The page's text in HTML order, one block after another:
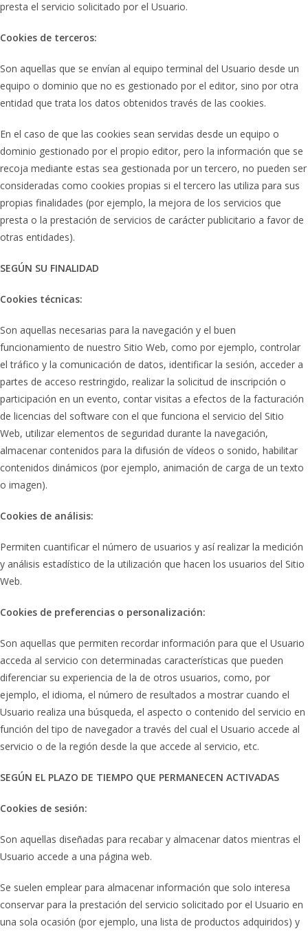
presta el servicio solicitado por el Usuario.
Cookies de terceros:
Son aquellas que se envían al equipo terminal del Usuario desde un
equipo o dominio que no es gestionado por el editor, sino por otra
entidad que trata los datos obtenidos través de las cookies.
En el caso de que las cookies sean servidas desde un equipo o
dominio gestionado por el propio editor, pero la información que se
recoja mediante estas sea gestionada por un tercero, no pueden ser
consideradas como cookies propias si el tercero las utiliza para sus
propias finalidades (por ejemplo, la mejora de los servicios que
presta o la prestación de servicios de carácter publicitario a favor de
otras entidades).
SEGÚN SU FINALIDAD
Cookies técnicas:
Son aquellas necesarias para la navegación y el buen
funcionamiento de nuestro Sitio Web, como por ejemplo, controlar
el tráfico y la comunicación de datos, identificar la sesión, acceder a
partes de acceso restringido, realizar la solicitud de inscripción o
participación en un evento, contar visitas a efectos de la facturación
de licencias del software con el que funciona el servicio del Sitio
Web, utilizar elementos de seguridad durante la navegación,
almacenar contenidos para la difusión de vídeos o sonido, habilitar
contenidos dinámicos (por ejemplo, animación de carga de un texto
o imagen).
Cookies de análisis:
Permiten cuantificar el número de usuarios y así realizar la medición
y análisis estadístico de la utilización que hacen los usuarios del Sitio
Web.
Cookies de preferencias o personalización:
Son aquellas que permiten recordar información para que el Usuario
acceda al servicio con determinadas características que pueden
diferenciar su experiencia de la de otros usuarios, como, por
ejemplo, el idioma, el número de resultados a mostrar cuando el
Usuario realiza una búsqueda, el aspecto o contenido del servicio en
función del tipo de navegador a través del cual el Usuario accede al
servicio o de la región desde la que accede al servicio, etc.
SEGÚN EL PLAZO DE TIEMPO QUE PERMANECEN ACTIVADAS
Cookies de sesión:
Son aquellas diseñadas para recabar y almacenar datos mientras el
Usuario accede a una página web.
Se suelen emplear para almacenar información que solo interesa
conservar para la prestación del servicio solicitado por el Usuario en
una sola ocasión (por ejemplo, una lista de productos adquiridos) y